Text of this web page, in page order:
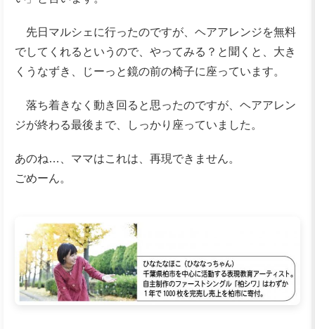
先日マルシェに行ったのですが、ヘアアレンジを無料
でしてくれるというので、やってみる？と聞くと、大き
くうなずき、じーっと鏡の前の椅子に座っています。
落ち着きなく動き回ると思ったのですが、ヘアアレン
ジが終わる最後まで、しっかり座っていました。
あのね…、ママはこれは、再現できません。
ごめーん。